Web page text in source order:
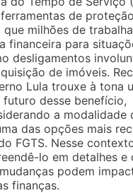
de
que milhões de
financeira para
desligamentos
de imóveis.
Lula trouxe à tona
desse benefício,
a modalidade
das opções mais
FGTS. Nesse
lo em detalhes e
podem
finanças.